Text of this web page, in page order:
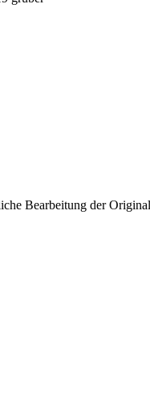
Bearbeitung der